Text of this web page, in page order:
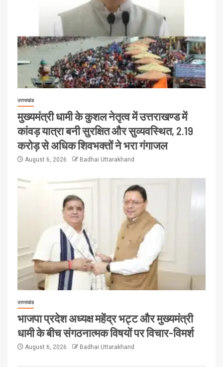
उत्तराखंड
मुख्यमंत्री धामी के कुशल नेतृत्व में उत्तराखण्ड में
कांवड़ यात्रा बनी सुरक्षित और सुव्यवस्थित, 2.19
करोड़ से अधिक शिवभक्तों ने भरा गंगाजल
August 6, 2026 Badhai Uttarakhand
उत्तराखंड
भाजपा प्रदेश अध्यक्ष महेंद्र भट्ट और मुख्यमंत्री
धामी के बीच संगठनात्मक विषयों पर विचार-विमर्श
August 6, 2026 Badhai Uttarakhand